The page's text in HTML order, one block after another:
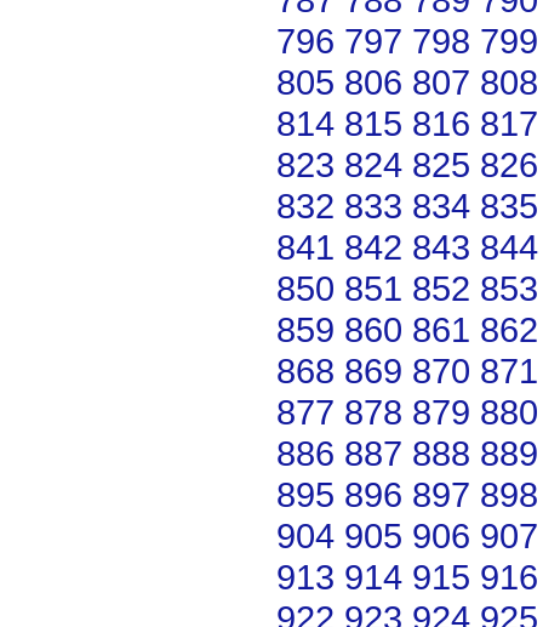
796 797 798 799
805 806 807 808
814 815 816 817
823 824 825 826
832 833 834 835
841 842 843 844
850 851 852 853
859 860 861 862
868 869 870 871
877 878 879 880
886 887 888 889
895 896 897 898
904 905 906 907
913 914 915 916
922 923 924 925